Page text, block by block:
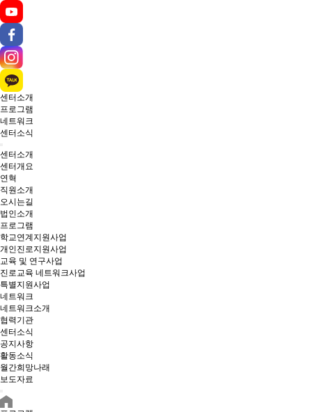
센터소개
프로그램
네트워크
센터소식
센터소개
센터개요
연혁
직원소개
오시는길
법인소개
프로그램
학교연계지원사업
개인진로지원사업
교육 및 연구사업
진로교육 네트워크사업
특별지원사업
네트워크
네트워크소개
협력기관
센터소식
공지사항
활동소식
월간희망나래
보도자료